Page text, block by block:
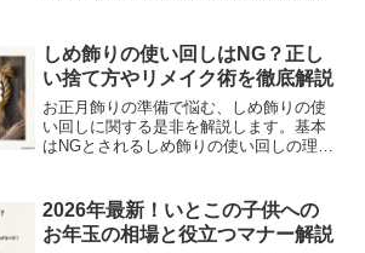
など、初詣と身内の不幸にまつわる疑問
を解消し、心穏やかに新年を迎えるため
の判断基準をお届けします。
しめ飾りの使い回しはNG？正し
い捨て方やリメイク術を徹底解説
お正月飾りの準備で悩む、しめ飾りの使
い回しに関する是非を解説します。基本
はNGとされるしめ飾りの使い回しの理由
100均リースのリメイク術まで詳しく紹
介。この記事を読めば、清々しい気持ち
で新年を迎えられます。
2026年最新！いとこの子供への
お年玉の相場と役立つマナー解説